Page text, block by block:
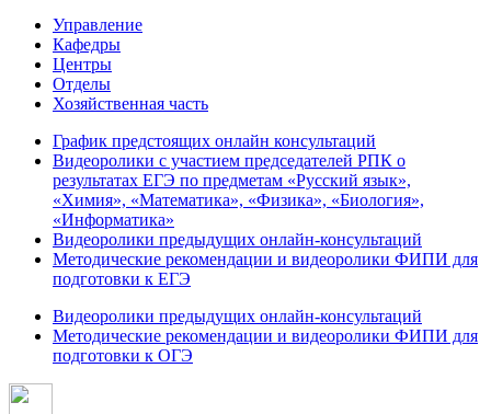
Управление
Кафедры
Центры
Отделы
Хозяйственная часть
График предстоящих онлайн консультаций
Видеоролики с участием председателей РПК о
результатах ЕГЭ по предметам «Русский язык»,
«Химия», «Математика», «Физика», «Биология»,
«Информатика»
Видеоролики предыдущих онлайн-консультаций
Методические рекомендации и видеоролики ФИПИ для
подготовки к ЕГЭ
Видеоролики предыдущих онлайн-консультаций
Методические рекомендации и видеоролики ФИПИ для
подготовки к ОГЭ